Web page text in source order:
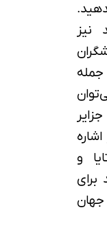
نیز
و
برای